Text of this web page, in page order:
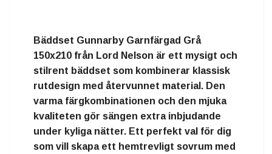
Bäddset Gunnarby Garnfärgad Grå
150x210 från Lord Nelson är ett mysigt och
stilrent bäddset som kombinerar klassisk
rutdesign med återvunnet material. Den
varma färgkombinationen och den mjuka
kvaliteten gör sängen extra inbjudande
under kyliga nätter. Ett perfekt val för dig
som vill skapa ett hemtrevligt sovrum med